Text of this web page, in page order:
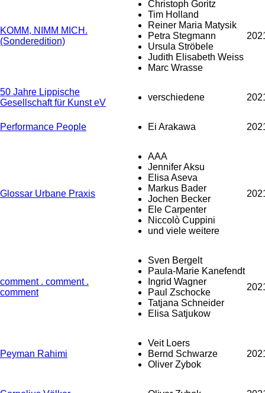
KOMM, NIMM MICH.
(Sonderedition)
Christoph Goritz
Tim Holland
Reiner Maria Matysik
Petra Stegmann
Ursula Ströbele
Judith Elisabeth Weiss
Marc Wrasse
50 Jahre Lippische
Gesellschaft für Kunst eV
verschiedene
Performance People Ei Arakawa
Glossar Urbane Praxis
AAA
Jennifer Aksu
Elisa Aseva
Markus Bader
Jochen Becker
Ele Carpenter
Niccolò Cuppini
und viele weitere
comment . comment .
comment
Sven Bergelt
Paula-Marie Kanefendt
Ingrid Wagner
Paul Zschocke
Tatjana Schneider
Elisa Satjukow
Peyman Rahimi
Veit Loers
Bernd Schwarze
Oliver Zybok